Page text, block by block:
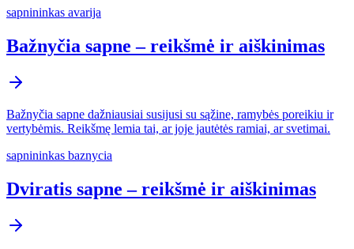
sapnininkas avarija
Bažnyčia sapne – reikšmė ir aiškinimas
Bažnyčia sapne dažniausiai susijusi su sąžine, ramybės poreikiu ir
vertybėmis. Reikšmę lemia tai, ar joje jautėtės ramiai, ar svetimai.
sapnininkas baznycia
Dviratis sapne – reikšmė ir aiškinimas